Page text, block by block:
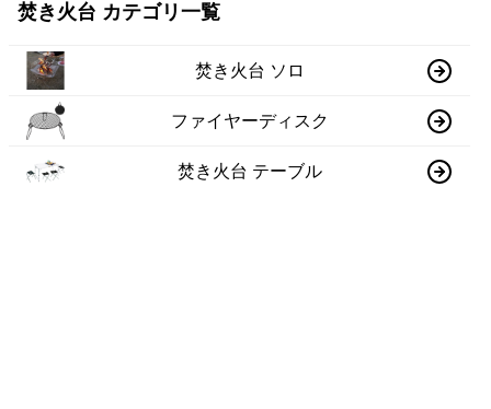
焚き火台 カテゴリ一覧
焚き火台 ソロ
ファイヤーディスク
焚き火台 テーブル